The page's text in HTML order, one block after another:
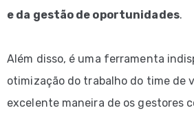
e da gestão de oportunidades.
Além disso, é uma ferramenta
otimização do trabalho do time de
excelente maneira de os gestores